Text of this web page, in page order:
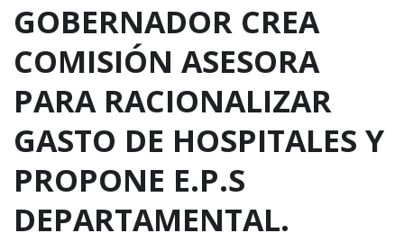
GOBERNADOR CREA
COMISIÓN ASESORA
PARA RACIONALIZAR
GASTO DE HOSPITALES Y
PROPONE E.P.S
DEPARTAMENTAL.